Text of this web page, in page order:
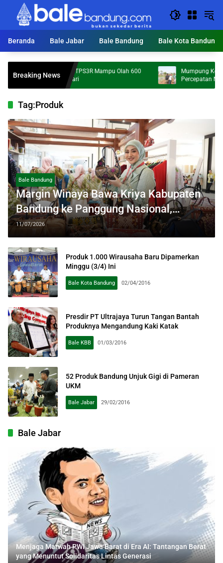
Langsung
konten
Beranda
Bale Jabar Bale Bandung Bale Kota Bandung
Breaking News
KDS Targetkan 172 TPS3R Mampu Olah 600
Ton Sampah per Hari
Mumpung Kemarau,
Percepatan
Tag:Produk
Bale Bandung
Margin Winaya Bawa Kriya Kabupaten
Bandung ke Panggung Nasional,
Produk UMKM Laris di HUT Dekranas
11/07/2026
Produk 1.000 Wirausaha Baru Dipamerkan
Minggu (3/4) Ini
Bale Kota Bandung 02/04/2016
Presdir PT Ultrajaya Turun Tangan Bantah
Produknya Mengandung Kaki Katak
Bale KBB 01/03/2016
52 Produk Bandung Unjuk Gigi di Pameran
UKM
Bale Jabar 29/02/2016
Bale Jabar
Menjaga Marwah PWI Jawa Barat di Era AI: Tantangan Berat
yang Menuntut Solidaritas Lintas Generasi